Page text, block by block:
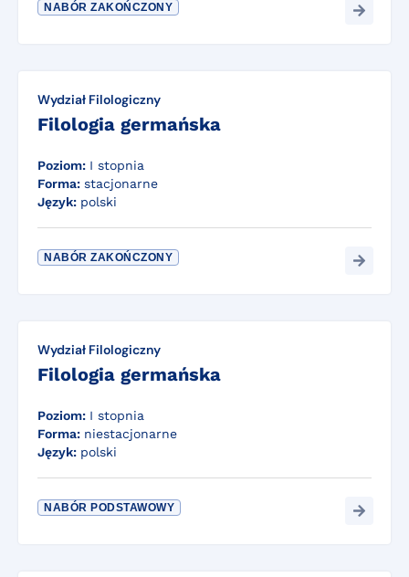
NABÓR ZAKOŃCZONY
Wydział Filologiczny
Filologia germańska
Poziom: I stopnia
Forma: stacjonarne
Język: polski
NABÓR ZAKOŃCZONY
Wydział Filologiczny
Filologia germańska
Poziom: I stopnia
Forma: niestacjonarne
Język: polski
NABÓR PODSTAWOWY